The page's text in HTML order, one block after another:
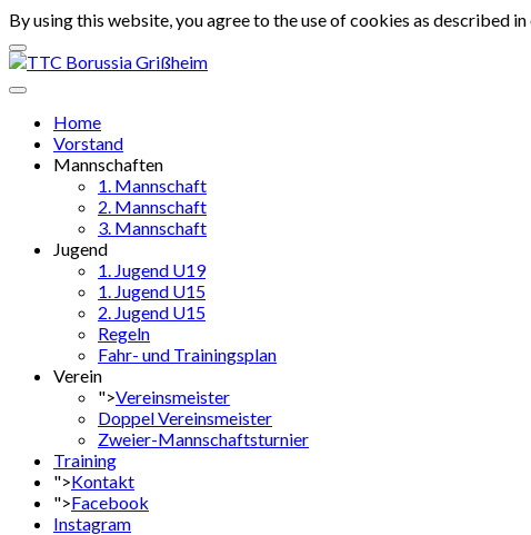
By using this website, you agree to the use of cookies as described
Home
Vorstand
Mannschaften
1. Mannschaft
2. Mannschaft
3. Mannschaft
Jugend
1. Jugend U19
1. Jugend U15
2. Jugend U15
Regeln
Fahr- und Trainingsplan
Verein
">Vereinsmeister
Doppel Vereinsmeister
Zweier-Mannschaftsturnier
Training
">Kontakt
">Facebook
Instagram